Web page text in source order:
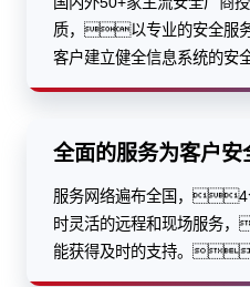
质，以专业的安全服
客户建立健全信息系统的
全面的服务为客户安
服务网络遍布全国，4
时灵活的远程和现场服务
能获得及时的支持。